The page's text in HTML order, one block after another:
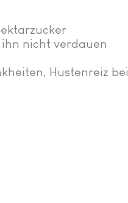
nicht verdauen
Hustenreiz bei